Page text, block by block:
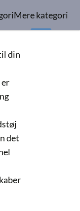
Mere kategori
din
det